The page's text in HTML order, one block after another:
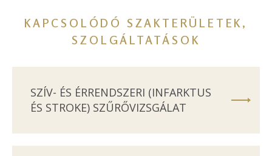
KAPCSOLÓDÓ SZAKTERÜLETEK,
SZOLGÁLTATÁSOK
SZÍV- ÉS ÉRRENDSZERI (INFARKTUS
ÉS STROKE) SZŰRŐVIZSGÁLAT